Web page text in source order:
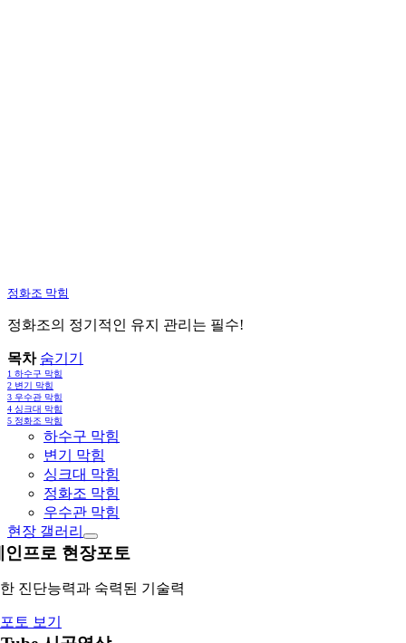
정화조 막힘
정화조의 정기적인 유지 관리는 필수!
목차 숨기기
1 하수구 막힘
2 변기 막힘
3 우수관 막힘
4 싱크대 막힘
5 정화조 막힘
하수구 막힘
변기 막힘
싱크대 막힘
정화조 막힘
우수관 막힘
현장 갤러리
인프로 현장포토
진단능력과 숙력된 기술력
토 보기